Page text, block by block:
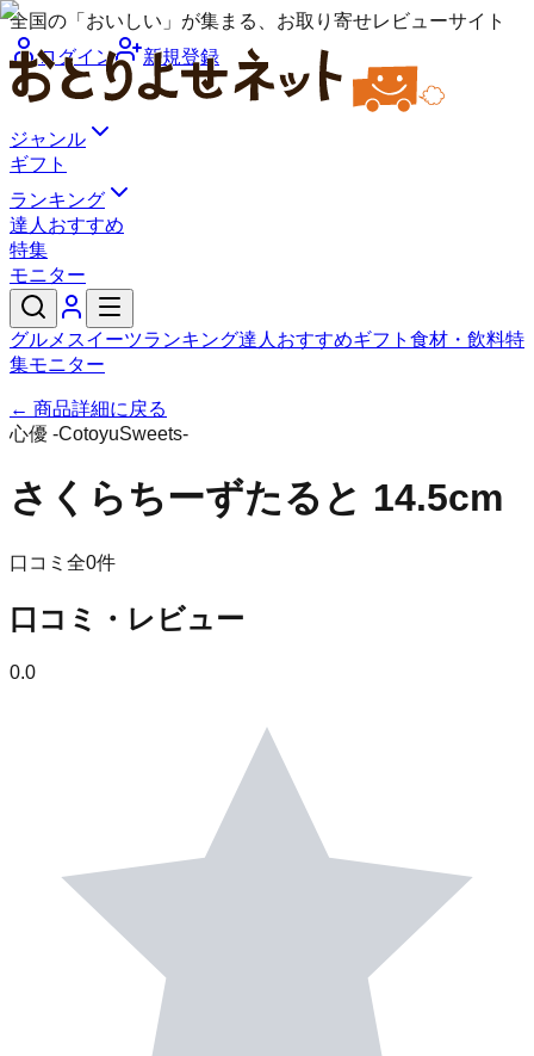
全国の「おいしい」が集まる、お取り寄せレビューサイト
ログイン
新規登録
ジャンル
ギフト
ランキング
達人おすすめ
特集
モニター
グルメ スイーツランキング達人おすすめギフト 食材・飲料特
集モニター
← 商品詳細に戻る
心優 -CotoyuSweets-
さくらちーずたると 14.5cm
口コミ全0件
口コミ・レビュー
0.0